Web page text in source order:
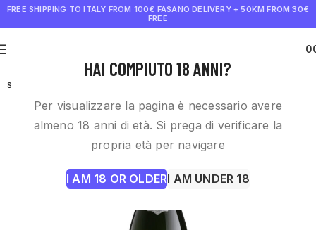
HAI COMPIUTO 18 ANNI?
Per visualizzare la pagina è necessario avere
almeno 18 anni di età. Si prega di verificare la
propria età per navigare
I AM 18 OR OLDERI AM UNDER 18
FREE SHIPPING TO ITALY FROM 100€ FASANO DELIVERY + 50KM FROM 30€
FREE
SOLD OUT